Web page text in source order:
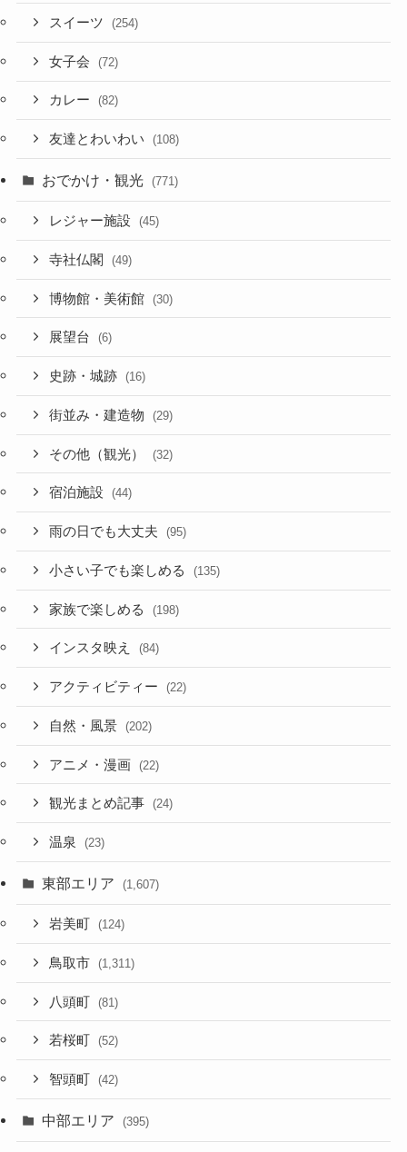
スイーツ (254)
女子会 (72)
カレー (82)
友達とわいわい (108)
おでかけ・観光 (771)
レジャー施設 (45)
寺社仏閣 (49)
博物館・美術館 (30)
展望台 (6)
史跡・城跡 (16)
街並み・建造物 (29)
その他（観光） (32)
宿泊施設 (44)
雨の日でも大丈夫 (95)
小さい子でも楽しめる (135)
家族で楽しめる (198)
インスタ映え (84)
アクティビティー (22)
自然・風景 (202)
アニメ・漫画 (22)
観光まとめ記事 (24)
温泉 (23)
東部エリア (1,607)
岩美町 (124)
鳥取市 (1,311)
八頭町 (81)
若桜町 (52)
智頭町 (42)
中部エリア (395)